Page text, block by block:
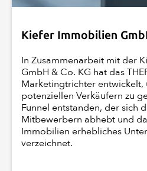
Kiefer Immobilien
In Zusammenarbeit mit der
GmbH & Co. KG hat das
Marketingtrichter entwickelt,
potenziellen Verkäufern zu
Funnel entstanden, der sich
Mitbewerbern abhebt und
Immobilien erhebliches
verzeichnet.